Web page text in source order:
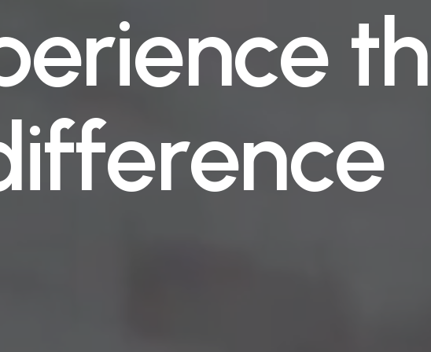
erience th
ifference